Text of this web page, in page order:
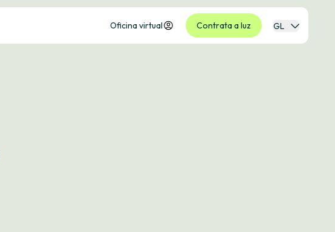
Oficina virtual Contrata a luz GL